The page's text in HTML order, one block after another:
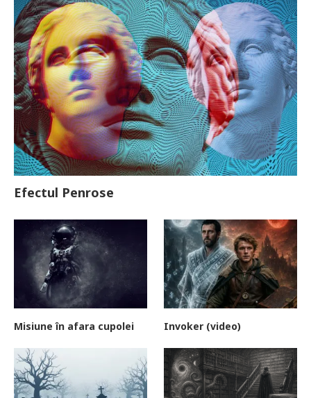
Efectul Penrose
Misiune în afara cupolei Invoker (video)